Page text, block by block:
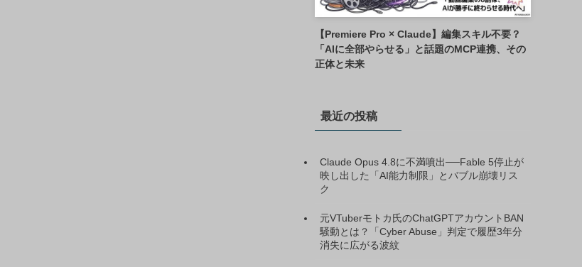
【Premiere Pro × Claude】編集スキル不要？
「AIに全部やらせる」と話題のMCP連携、その
正体と未来
最近の投稿
Claude Opus 4.8に不満噴出──Fable 5停止が
映し出した「AI能力制限」とバブル崩壊リス
ク
元VTuberモトカ氏のChatGPTアカウントBAN
騒動とは？「Cyber Abuse」判定で履歴3年分
消失に広がる波紋